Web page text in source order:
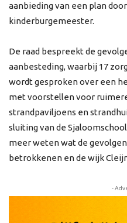
aanbieding van een plan
kinderburgemeester.
De raad bespreekt de
aanbesteding, waarbij 17
wordt gesproken over een
met voorstellen voor
strandpaviljoens en
sluiting van de
meer weten wat de
betrokkenen en de wijk
-